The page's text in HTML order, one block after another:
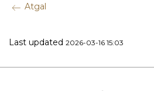
Atgal
Last updated 2026-03-16 15:03